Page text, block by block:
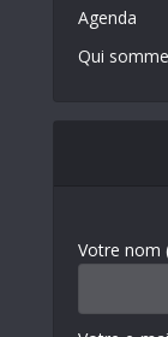
Agenda
Qui
Votre nom